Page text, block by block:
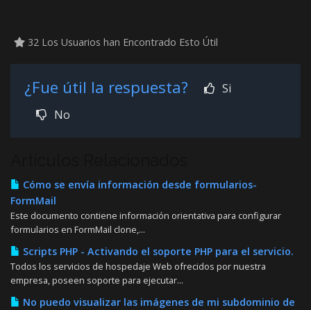
32 Los Usuarios han Encontrado Esto Útil
¿Fue útil la respuesta?
Si
No
Cómo se envía información desde formularios-
FormMail
Este documento contiene información orientativa para configurar
formularios en FormMail clone,...
Scripts PHP - Activando el soporte PHP para el servicio.
Todos los servicios de hospedaje Web ofrecidos por nuestra
empresa, poseen soporte para ejecutar...
No puedo visualizar las imágenes de mi subdominio de